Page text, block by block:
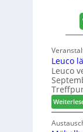
Leuco
Leuco